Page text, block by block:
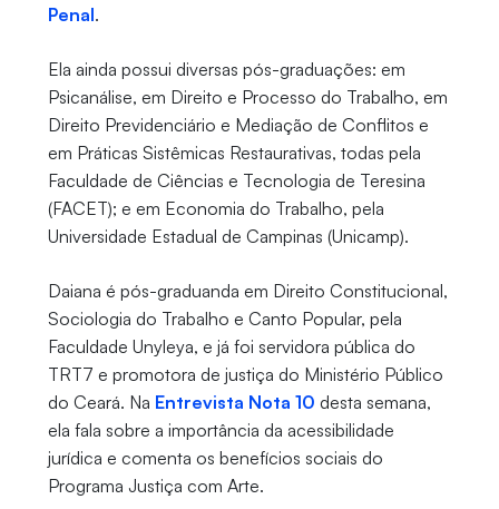
Penal.
Ela ainda possui diversas pós-graduações: em
Psicanálise, em Direito e Processo do Trabalho, em
Direito Previdenciário e Mediação de Conflitos e
em Práticas Sistêmicas Restaurativas, todas pela
Faculdade de Ciências e Tecnologia de Teresina
(FACET); e em Economia do Trabalho, pela
Universidade Estadual de Campinas (Unicamp).
Daiana é pós-graduanda em Direito Constitucional,
Sociologia do Trabalho e Canto Popular, pela
Faculdade Unyleya, e já foi servidora pública do
TRT7 e promotora de justiça do Ministério Público
do Ceará. Na Entrevista Nota 10 desta semana,
ela fala sobre a importância da acessibilidade
jurídica e comenta os benefícios sociais do
Programa Justiça com Arte.